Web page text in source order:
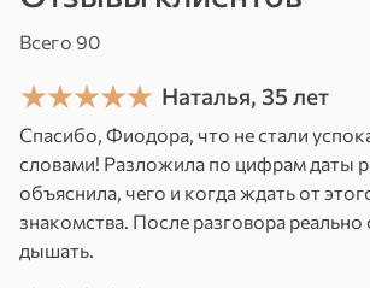
харизмы, лидерских качеств,
укреплению вашего авторитета
обществе.
Всего 90
Наталья, 35 лет
Спасибо, Фиодора, что не стали
словами! Разложила по цифрам даты
объяснила, чего и когда ждать от
знакомства. После разговора реально
дышать.